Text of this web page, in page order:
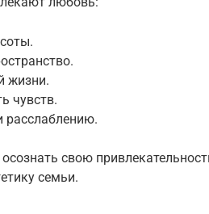
жизни.
чувств.
расслаблению.
свою
семьи.